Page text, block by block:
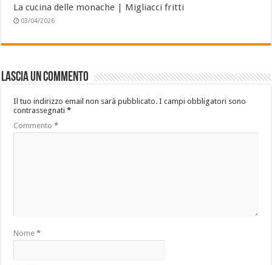
La cucina delle monache | Migliacci fritti
03/04/2026
Lascia un commento
Il tuo indirizzo email non sarà pubblicato. I campi obbligatori sono
contrassegnati*
Commento*
Nome*